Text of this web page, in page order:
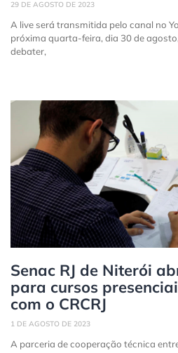
29 DE AGOSTO DE 2023
A live será transmitida pelo canal no
próxima quarta-feira, dia 30 de
debater,
Senac RJ de Niterói
para cursos
com o CRCRJ
1 DE AGOSTO DE 2023
A parceria de cooperação técnica